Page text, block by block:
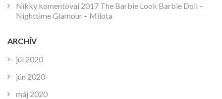
Nikky komentoval 2017 The Barbie Look Barbie Doll –
Nighttime Glamour – Milota
ARCHÍV
júl 2020
jún 2020
máj 2020